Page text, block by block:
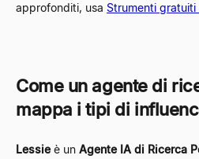
approfonditi, usa Strumenti gratuiti
Come un agente di
mappa i tipi di
Lessieè un Agente IA di Ricerca